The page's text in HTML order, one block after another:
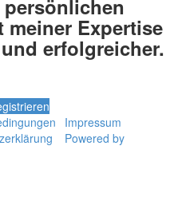
Expertise
erfolgreicher.
Impressum
Powered by